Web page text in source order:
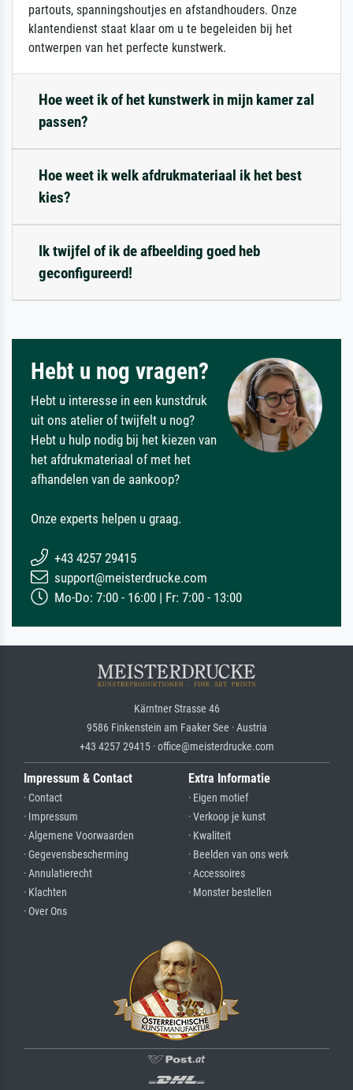
partouts, spanningshoutjes en afstandhouders. Onze
klantendienst staat klaar om u te begeleiden bij het
ontwerpen van het perfecte kunstwerk.
Hoe weet ik of het kunstwerk in mijn kamer zal
passen?
Hoe weet ik welk afdrukmateriaal ik het best
kies?
Ik twijfel of ik de afbeelding goed heb
geconfigureerd!
Hebt u nog vragen?
Hebt u interesse in een kunstdruk
uit ons atelier of twijfelt u nog?
Hebt u hulp nodig bij het kiezen van
het afdrukmateriaal of met het
afhandelen van de aankoop?
Onze experts helpen u graag.
+43 4257 29415
support@meisterdrucke.com
Mo-Do: 7:00 - 16:00 | Fr: 7:00 - 13:00
Kärntner Strasse 46
9586 Finkenstein am Faaker See · Austria
+43 4257 29415 · office@meisterdrucke.com
Impressum & Contact
· Contact
· Impressum
· Algemene Voorwaarden
· Gegevensbescherming
· Annulatierecht
· Klachten
· Over Ons
Extra Informatie
· Eigen motief
· Verkoop je kunst
· Kwaliteit
· Beelden van ons werk
· Accessoires
· Monster bestellen